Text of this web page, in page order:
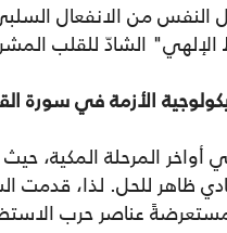
من الانفعال
الإلهي" الشادّ للقلب
الأزمة في
المرحلة المكية،
ظاهر للحل. لذا، قدمت
عناصر حرب